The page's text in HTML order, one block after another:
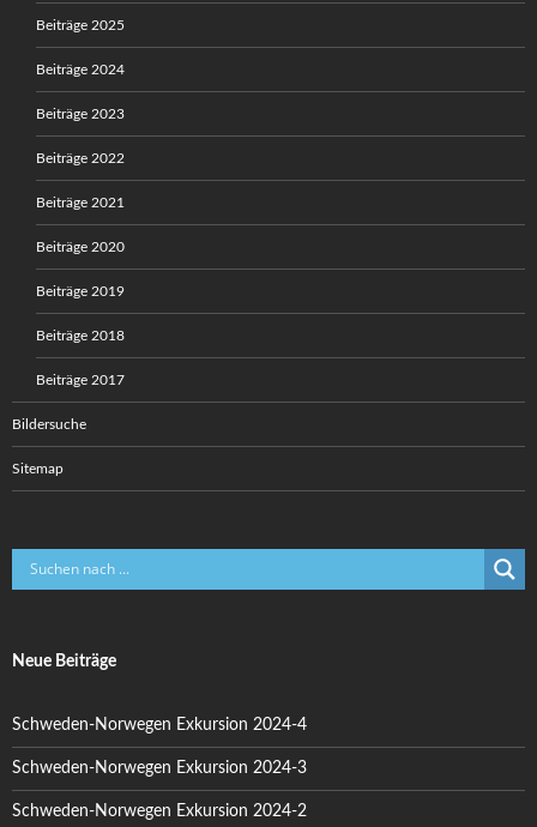
Beiträge 2025
Beiträge 2024
Beiträge 2023
Beiträge 2022
Beiträge 2021
Beiträge 2020
Beiträge 2019
Beiträge 2018
Beiträge 2017
Bildersuche
Sitemap
Neue Beiträge
Schweden-Norwegen Exkursion 2024-4
Schweden-Norwegen Exkursion 2024-3
Schweden-Norwegen Exkursion 2024-2